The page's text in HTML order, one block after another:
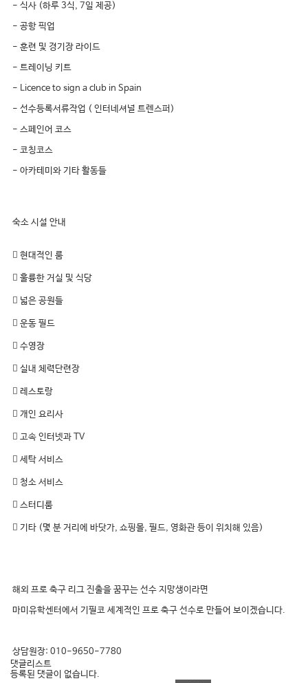
- 식사 (하루 3식, 7일 제공)
- 공항 픽업
- 훈련 및 경기장 라이드
- 트레이닝 키트
- Licence to sign a club in Spain
- 선수등록서류작업 ( 인터네셔널 트렌스퍼)
- 스페인어 코스
- 코칭코스
- 아카테미와 기타 활동들
숙소 시설 안내
 현대적인 룸
 훌륭한 거실 및 식당
 넓은 공원들
 운동 필드
 수영장
 실내 체력단련장
 레스토랑
 개인 요리사
 고속 인터넷과 TV
 세탁 서비스
 청소 서비스
 스터디룸
 기타 (몇 분 거리에 바닷가, 쇼핑몰, 필드, 영화관 등이 위치해 있음)
해외 프로 축구 리그 진출을 꿈꾸는 선수 지망생이라면
마미유학센터에서 기필코 세계적인 프로 축구 선수로 만들어 보이겠습니다.
상담원장: 010-9650-7780
댓글리스트
등록된 댓글이 없습니다.